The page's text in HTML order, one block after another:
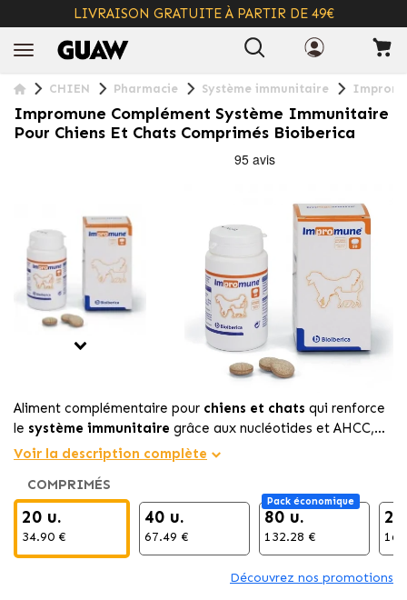
LIVRAISON GRATUITE À PARTIR DE 49€
CHIEN Pharmacie Système immunitaire
Impromune Complément Système Immunitaire
Pour Chiens Et Chats Comprimés Bioiberica
Aliment complémentaire pour chiens et chats qui renforce
le système immunitaire grâce aux nucléotides et AHCC,
utile pendant les états de stress, infections ou faible
Voir la description complète
COMPRIMÉS
20 u.
34.90 €
40 u.
67.49 €
Pack économique
80 u.
132.28 €
Découvrez nos promotions